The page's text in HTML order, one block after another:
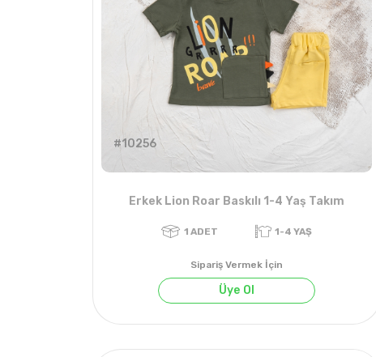
#10256
Erkek Lion Roar Baskılı 1-4 Yaş Takım
Sipariş Vermek İçin
Üye Ol